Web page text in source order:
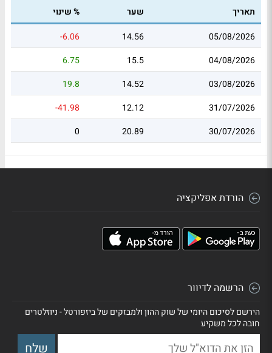
תאריך שער
% שינוי
05/08/2026
14.56
-6.06
04/08/2026
15.5
6.75
03/08/2026
14.52
19.8
31/07/2026
12.12
-41.98
30/07/2026
20.89
0
הורדת אפליקציה
הרשמה לדיוור
הירשם לסיכום היומי של שוק ההון ולמבזקים של ביזפורטל - ניוזלטרים
חובה לכל משקיע